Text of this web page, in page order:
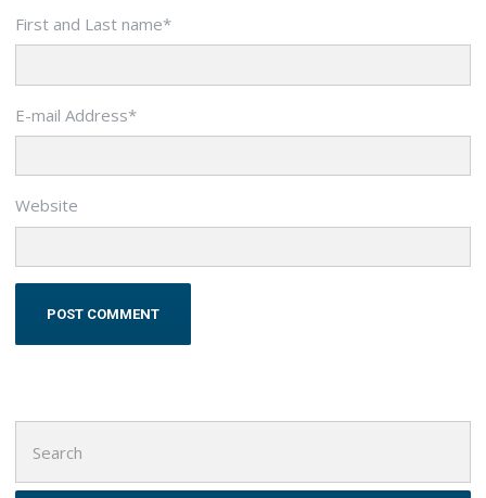
First and Last name*
E-mail Address*
Website
for: